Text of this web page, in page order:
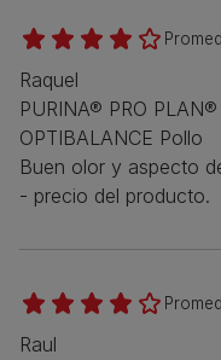
Raquel
PURINA® PRO
OPTIBALANCE Pollo
Buen olor y aspecto
- precio del producto.
Raul